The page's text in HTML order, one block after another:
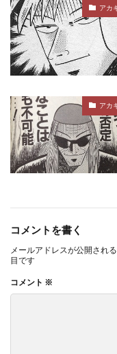
アカ
アカ
コメントを書く
メールアドレスが公開され
目です
コメント ※